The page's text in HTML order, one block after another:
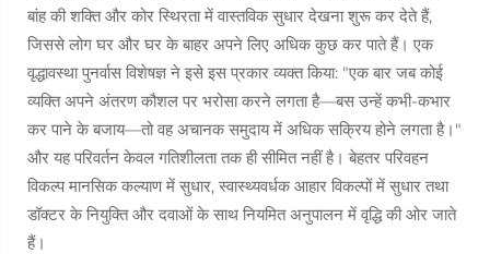
बांह की शक्ति और कोर स्थिरता में वास्तविक सुधार देखना शुरू कर देते हैं,
जिससे लोग घर और घर के बाहर अपने लिए अधिक कुछ कर पाते हैं। एक
वृद्धावस्था पुनर्वास विशेषज्ञ ने इसे इस प्रकार व्यक्त किया: "एक बार जब कोई
व्यक्ति अपने अंतरण कौशल पर भरोसा करने लगता है—बस उन्हें कभी-कभार
कर पाने के बजाय—तो वह अचानक समुदाय में अधिक सक्रिय होने लगता है।"
और यह परिवर्तन केवल गतिशीलता तक ही सीमित नहीं है। बेहतर परिवहन
विकल्प मानसिक कल्याण में सुधार, स्वास्थ्यवर्धक आहार विकल्पों में सुधार तथा
डॉक्टर के नियुक्ति और दवाओं के साथ नियमित अनुपालन में वृद्धि की ओर जाते
हैं।